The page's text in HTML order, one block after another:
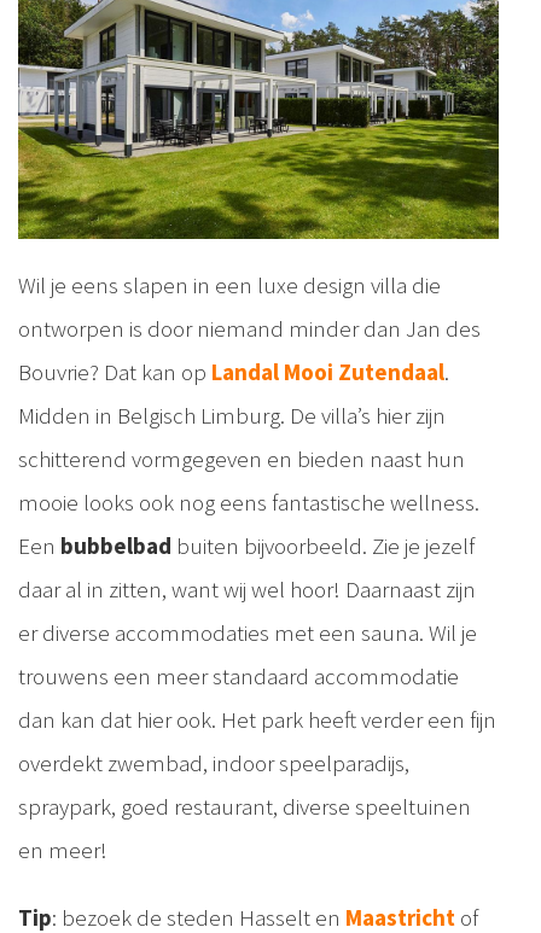
Wil je eens slapen in een luxe design villa die
ontworpen is door niemand minder dan Jan des
Bouvrie? Dat kan op Landal Mooi Zutendaal.
Midden in Belgisch Limburg. De villa’s hier zijn
schitterend vormgegeven en bieden naast hun
mooie looks ook nog eens fantastische wellness.
Een bubbelbad buiten bijvoorbeeld. Zie je jezelf
daar al in zitten, want wij wel hoor! Daarnaast zijn
er diverse accommodaties met een sauna. Wil je
trouwens een meer standaard accommodatie
dan kan dat hier ook. Het park heeft verder een fijn
overdekt zwembad, indoor speelparadijs,
spraypark, goed restaurant, diverse speeltuinen
en meer!
Tip: bezoek de steden Hasselt en Maastricht of